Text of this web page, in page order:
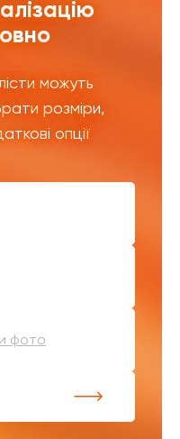
можуть
розміри,
опції
фото